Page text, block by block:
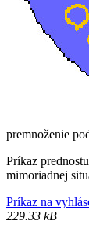
premnoženie
Príkaz
mimoriadnej
Príkaz na
229.33 kB